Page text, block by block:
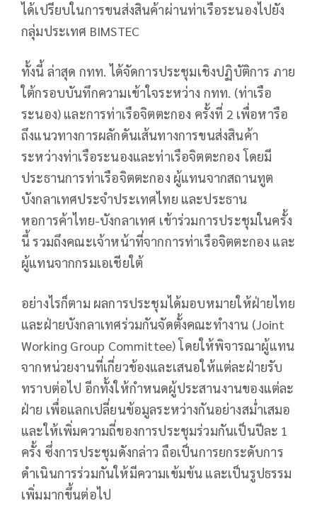
ได้เปรียบในการขนส่งสินค้าผ่านท่าเรือระนองไปยัง
กลุ่มประเทศ BIMSTEC
ทั้งนี้ ล่าสุด กทท. ได้จัดการประชุมเชิงปฏิบัติการ ภาย
ใต้กรอบบันทึกความเข้าใจระหว่าง กทท. (ท่าเรือ
ระนอง) และการท่าเรือจิตตะกอง ครั้งที่ 2 เพื่อหารือ
ถึงแนวทางการผลักดันเส้นทางการขนส่งสินค้า
ระหว่างท่าเรือระนองและท่าเรือจิตตะกอง โดยมี
ประธานการท่าเรือจิตตะกอง ผู้แทนจากสถานทูต
บังกลาเทศประจำประเทศไทย และประธาน
หอการค้าไทย-บังกลาเทศ เข้าร่วมการประชุมในครั้ง
นี้ รวมถึงคณะเจ้าหน้าที่จากการท่าเรือจิตตะกอง และ
ผู้แทนจากกรมเอเชียใต้
อย่างไรก็ตาม ผลการประชุมได้มอบหมายให้ฝ่ายไทย
และฝ่ายบังกลาเทศร่วมกันจัดตั้งคณะทำงาน (Joint
Working Group Committee) โดยให้พิจารณาผู้แทน
จากหน่วยงานที่เกี่ยวข้องและเสนอให้แต่ละฝ่ายรับ
ทราบต่อไป อีกทั้งให้กำหนดผู้ประสานงานของแต่ละ
ฝ่าย เพื่อแลกเปลี่ยนข้อมูลระหว่างกันอย่างสม่ำเสมอ
และให้เพิ่มความถี่ของการประชุมร่วมกันเป็นปีละ 1
ครั้ง ซึ่งการประชุมดังกล่าว ถือเป็นการยกระดับการ
ดำเนินการร่วมกันให้มีความเข้มข้น และเป็นรูปธรรม
เพิ่มมากขึ้นต่อไป